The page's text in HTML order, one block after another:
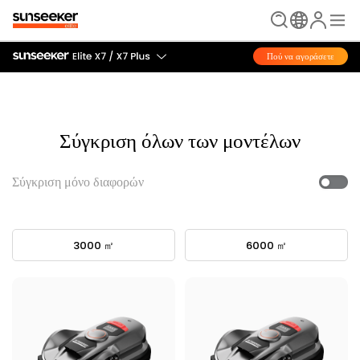
Πού να αγοράσετε
Σύγκριση όλων των μοντέλων
Σύγκριση μόνο διαφορών
3000 ㎡ 6000 ㎡